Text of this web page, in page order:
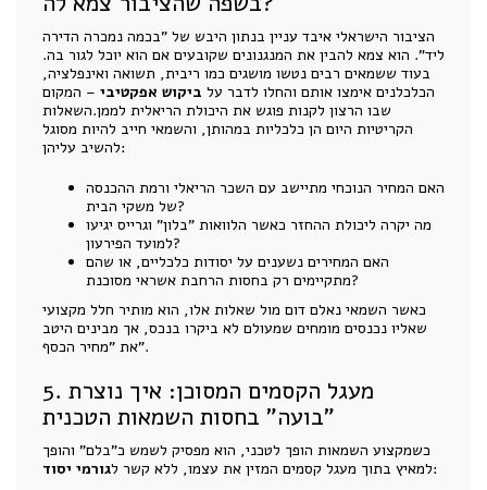
הציבור הישראלי איבד עניין בנתון היבש של "בכמה נמכרה הדירה
ליד". הוא צמא להבין את המנגנונים שקובעים אם הוא יוכל לגור בה.
בעוד ששמאים רבים נטשו מושגים כמו ריבית, תשואה ואינפלציה,
הכלכלנים אימצו אותם והחלו לדבר על ביקוש אפקטיבי – המקום
שבו הרצון לקנות פוגש את היכולת הריאלית לממן.השאלות
הקריטיות היום הן כלכליות במהותן, והשמאי חייב להיות מסוגל
להשיב עליהן:
האם המחיר הנוכחי מתיישב עם השכר הריאלי ורמת ההכנסה
של משקי הבית?
מה יקרה ליכולת ההחזר כאשר הלוואות "בלון" וגרייס יגיעו
למועד הפירעון?
האם המחירים נשענים על יסודות כלכליים, או שהם
מתקיימים רק בחסות הרחבת אשראי מסוכנת?
כאשר השמאי נאלם דום מול שאלות אלו, הוא מותיר חלל מקצועי
שאליו נכנסים מומחים שמעולם לא ביקרו בנכס, אך מבינים היטב
את "מחיר הכסף".
5. מעגל הקסמים המסוכן: איך נוצרת
"בועה" בחסות השמאות הטכנית
כשמקצוע השמאות הופך לטכני, הוא מפסיק לשמש כ"בלם" והופך
למאיץ בתוך מעגל קסמים המזין את עצמו, ללא קשר לגורמי יסוד :